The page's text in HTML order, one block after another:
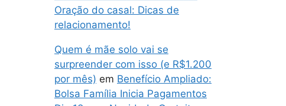
Oração do casal: Dicas de
relacionamento!
Quem é mãe solo vai se
surpreender com isso (e R$1.200
por mês) em Benefício Ampliado:
Bolsa Família Inicia Pagamentos